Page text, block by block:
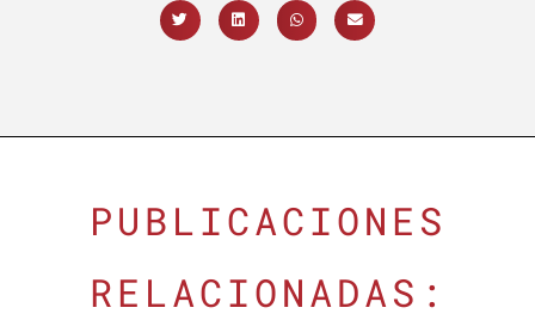
PUBLICACIONES
RELACIONADAS: